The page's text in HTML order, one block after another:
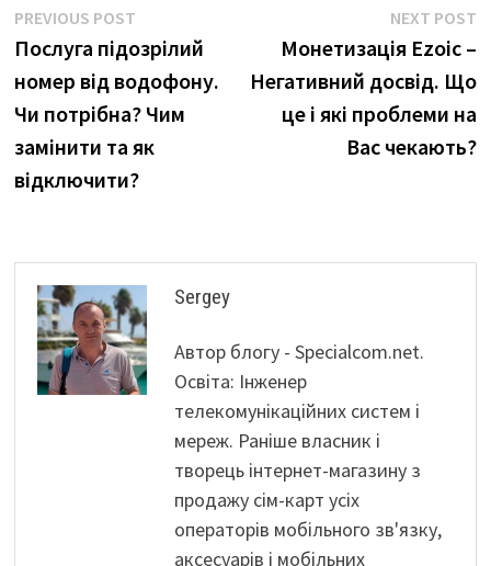
Навігація
записів
PREVIOUS POSTPrevious
post:
Послуга підозрілий
номер від водофону.
Чи потрібна? Чим
замінити та як
відключити?
NEXT POST
Монетизація Ezoic –
Негативний досвід. Що
це і які проблеми на
Вас чекають?
Sergey
Автор блогу - Specialcom.net.
Освіта: Інженер
телекомунікаційних систем і
мереж. Раніше власник і
творець інтернет-магазину з
продажу сім-карт усіх
операторів мобільного зв'язку,
аксесуарів і мобільних